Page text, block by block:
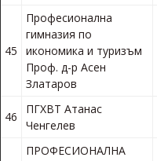
45
Професионална
гимназия по
икономика и туризъм
Проф. д-р Асен
Златаров
46
ПГХВТ Атанас
Ченгелев
ПРОФЕСИОНАЛНА